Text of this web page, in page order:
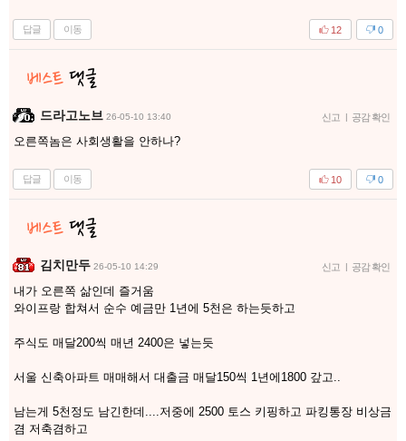
답글 이동 0
12
드라고노브 26-05-10 13:40 신고 | 공감 확인
오른쪽놈은 사회생활을 안하나?
답글 이동 0
10
김치만두 26-05-10 14:29 신고 | 공감 확인
내가 오른쪽 삶인데 즐거움
와이프랑 합쳐서 순수 예금만 1년에 5천은 하는듯하고
주식도 매달200씩 매년 2400은 넣는듯
서울 신축아파트 매매해서 대출금 매달150씩 1년에1800 갚고..
남는게 5천정도 남긴한데....저중에 2500 토스 키핑하고 파킹통장 비상금
겸 저축겸하고